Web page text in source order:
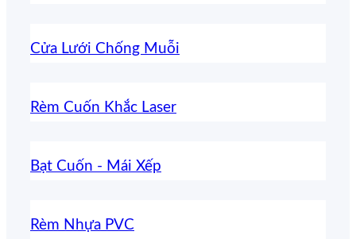
Cửa Lưới Chống Muỗi
Rèm Cuốn Khắc Laser
Bạt Cuốn - Mái Xếp
Rèm Nhựa PVC